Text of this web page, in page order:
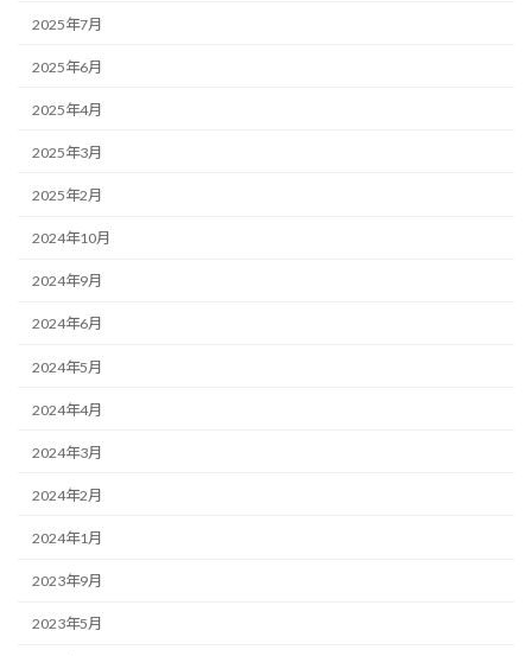
2025年7月
2025年6月
2025年4月
2025年3月
2025年2月
2024年10月
2024年9月
2024年6月
2024年5月
2024年4月
2024年3月
2024年2月
2024年1月
2023年9月
2023年5月